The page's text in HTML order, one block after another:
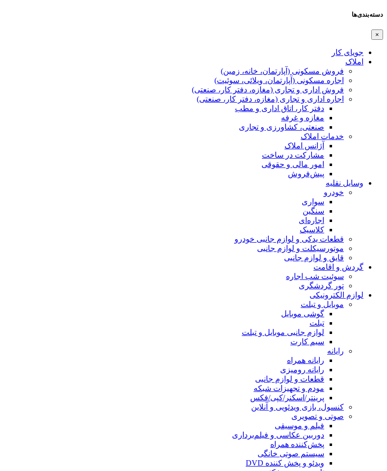
دسته‌بندی‌ها
×
جویای کار
املاک
فروش مسکونی (آپارتمان، خانه، زمین)
اجاره مسکونی (آپارتمان، ویلائی، سوئیت)
فروش اداری و تجاری (مغازه، دفتر کار، صنعتی)
اجاره اداری و تجاری (مغازه، دفتر کار، صنعتی)
دفتر کار، اتاق اداری و مطب
مغازه و غرفه
صنعتی،‌ کشاورزی و تجاری
خدمات املاک
آژانس املاک
مشارکت در ساخت
امور مالی و حقوقی
پیش‌فروش
وسایل نقلیه
خودرو
سواری
سنگین
اجاره‌ای
کلاسیک
قطعات یدکی و لوازم جانبی خودرو
موتورسیکلت و لوازم جانبی
قایق و لوازم جانبی
گردش و اقامت
سوئیت شب اجاره
تور گردشگری
لوازم الکترونیکی
موبایل و تبلت
گوشی موبایل
تبلت
لوازم جانبی موبایل و تبلت
سیم کارت
رایانه
رایانه همراه
رایانه رومیزی
قطعات و لوازم جانبی
مودم و تجهیزات شبکه
پرینتر/اسکنر/کپی/فکس
کنسول، بازی‌ ویدئویی و آنلاین
صوتی و تصویری
فیلم و موسیقی
دوربین عکاسی و فیلم‌برداری
پخش‌کننده همراه
سیستم صوتی خانگی
ویدئو و پخش کننده DVD